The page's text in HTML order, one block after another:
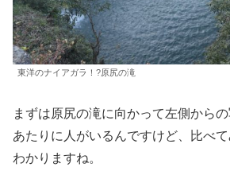
東洋のナイアガラ！?原尻の滝
まずは原尻の滝に向かって左側から
あたりに人がいるんですけど、比べ
わかりますね。